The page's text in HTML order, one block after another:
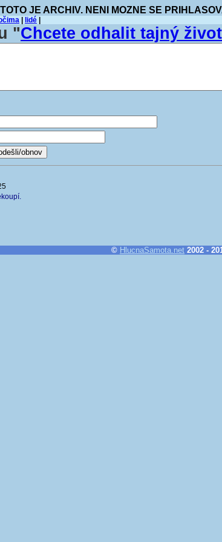
JE ARCHIV. NENI MOZNE SE
lidé
"Chcete odhalit tajný
© HlucnaSamota.net 2002 -